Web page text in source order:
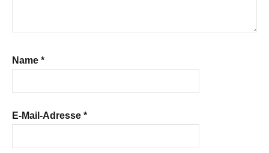
Name *
E-Mail-Adresse *